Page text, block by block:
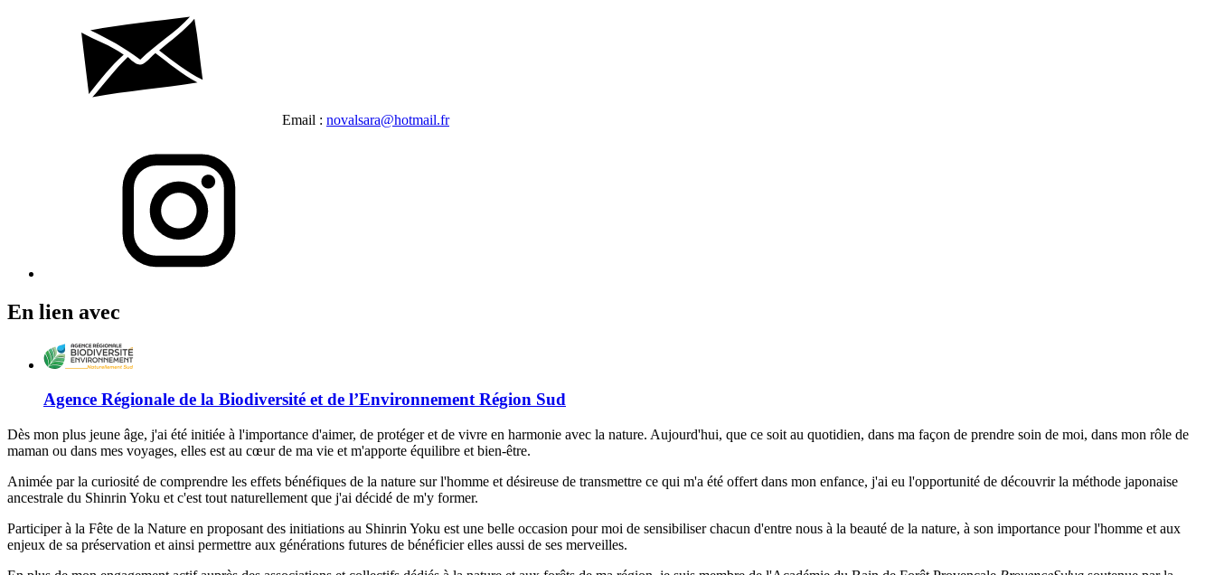
Email : novalsara@hotmail.fr
En lien avec
Agence Régionale de la Biodiversité et de l’Environnement Région Sud
Dès mon plus jeune âge, j'ai été initiée à l'importance d'aimer, de protéger et de vivre en harmonie avec la nature. Aujourd'hui, que ce soit au quotidien, dans ma façon de prendre soin de moi, dans mon rôle de
maman ou dans mes voyages, elles est au cœur de ma vie et m'apporte équilibre et bien-être.
Animée par la curiosité de comprendre les effets bénéfiques de la nature sur l'homme et désireuse de transmettre ce qui m'a été offert dans mon enfance, j'ai eu l'opportunité de découvrir la méthode japonaise
ancestrale du Shinrin Yoku et c'est tout naturellement que j'ai décidé de m'y former.
Participer à la Fête de la Nature en proposant des initiations au Shinrin Yoku est une belle occasion pour moi de sensibiliser chacun d'entre nous à la beauté de la nature, à son importance pour l'homme et aux
enjeux de sa préservation et ainsi permettre aux générations futures de bénéficier elles aussi de ses merveilles.